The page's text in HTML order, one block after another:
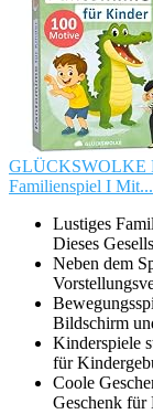
GLÜCKSWOLKE
Familienspiel I Mit...
Lustiges
Dieses
Neben dem
Bildschirm
Kinderspiele
für
Coole
Geschenk für